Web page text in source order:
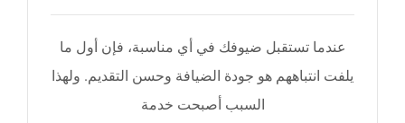
عندما تستقبل ضيوفك في أي مناسبة، فإن أول ما
يلفت انتباههم هو جودة الضيافة وحسن التقديم. ولهذا
السبب أصبحت خدمة